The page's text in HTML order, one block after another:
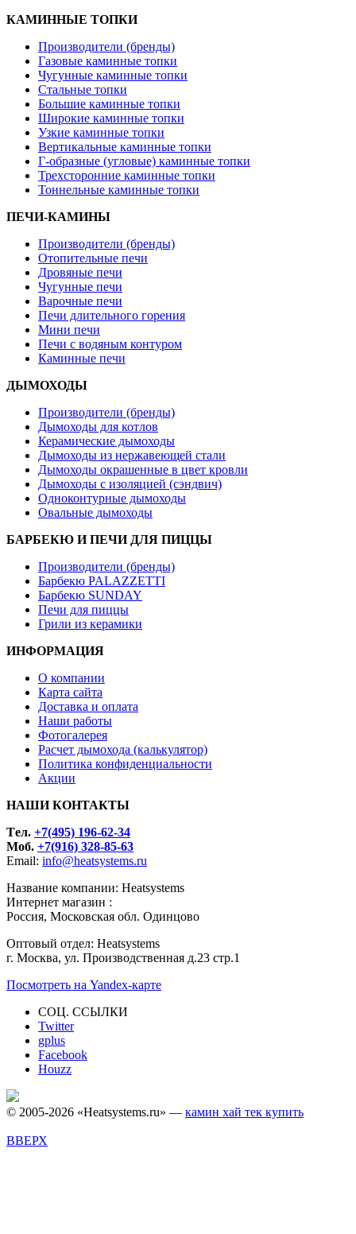
КАМИННЫЕ ТОПКИ
Производители (бренды)
Газовые каминные топки
Чугунные каминные топки
Стальные топки
Большие каминные топки
Широкие каминные топки
Узкие каминные топки
Вертикальные каминные топки
Г-образные (угловые) каминные топки
Трехсторонние каминные топки
Тоннельные каминные топки
ПЕЧИ-КАМИНЫ
Производители (бренды)
Отопительные печи
Дровяные печи
Чугунные печи
Варочные печи
Печи длительного горения
Мини печи
Печи с водяным контуром
Каминные печи
ДЫМОХОДЫ
Производители (бренды)
Дымоходы для котлов
Керамические дымоходы
Дымоходы из нержавеющей стали
Дымоходы окрашенные в цвет кровли
Дымоходы с изоляцией (сэндвич)
Одноконтурные дымоходы
Овальные дымоходы
БАРБЕКЮ И ПЕЧИ ДЛЯ ПИЦЦЫ
Производители (бренды)
Барбекю PALAZZETTI
Барбекю SUNDAY
Печи для пиццы
Грили из керамики
ИНФОРМАЦИЯ
О компании
Карта сайта
Доставка и оплата
Наши работы
Фотогалерея
Расчет дымохода (калькулятор)
Политика конфиденциальности
Акции
НАШИ КОНТАКТЫ
Tел. +7(495) 196-62-34
Моб. +7(916) 328-85-63
Email: info@heatsystems.ru
Название компании: Heatsystems
Интернет магазин :
Россия, Московская обл. Одинцово
Оптовый отдел: Heatsystems
г. Москва, ул. Производственная д.23 стр.1
Посмотреть на Yandex-карте
СОЦ. ССЫЛКИ
Twitter
gplus
Facebook
Houzz
© 2005-2026 «Heatsystems.ru» — камин хай тек купить
ВВЕРХ